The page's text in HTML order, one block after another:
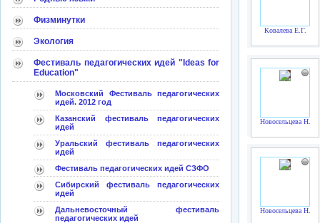
Физминутки
Экология
Фестиваль педагогических идей "Ideas for
Education"
Московский Фестиваль педагогических
идей. 2012 год
Казанский фестиваль педагогических
идей
Уральский фестиваль педагогических
идей
Фестиваль педагогических идей СЗФО
Сибирский фестиваль педагогических
идей
Дальневосточный фестиваль
педагогических идей
Ковалева Е.Г.
Новосельцева Н.Л.
Новосельцева Н.Л.